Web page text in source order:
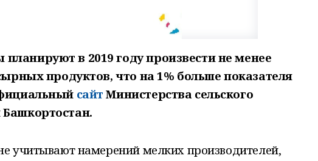
в 2019 году произвести не менее
продуктов, что на 1% больше показателя
сайт Министерства сельского
Башкортостан.
учитывают намерений мелких производителей,